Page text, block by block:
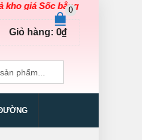
Sốc bằng giá Gốccho các sản
0
Giỏ hàng: 0₫